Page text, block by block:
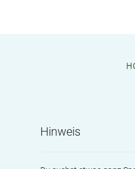
Hinweis